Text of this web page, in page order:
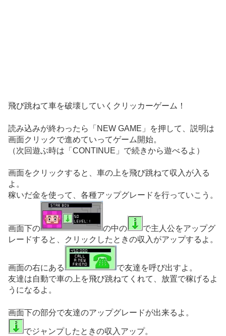
飛び跳ねて車を破壊していくクリッカーゲーム！
読み込みが終わったら「NEW GAME」を押して、説明は
画面クリックで進めていってゲーム開始。
（次回遊ぶ時は「CONTINUE」で続きから遊べるよ）
画面をクリックすると、車の上を飛び跳ねて収入が入る
よ。
稼いだ金を使って、各種アップグレードを行っていこう。
画面下の の中の
で主人公をアップグ
レードすると、クリックしたときの収入がアップするよ。
画面の右にある
で友達を呼び出すよ。
友達は自動で車の上を飛び跳ねてくれて、放置で稼げるよ
うになるよ。
画面下の部分で友達のアップグレードが出来るよ。
でジャンプしたときの収入アップ。